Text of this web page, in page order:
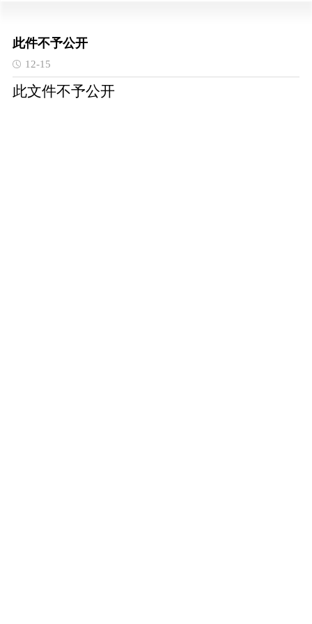
此件不予公开
12-15
此文件不予公开